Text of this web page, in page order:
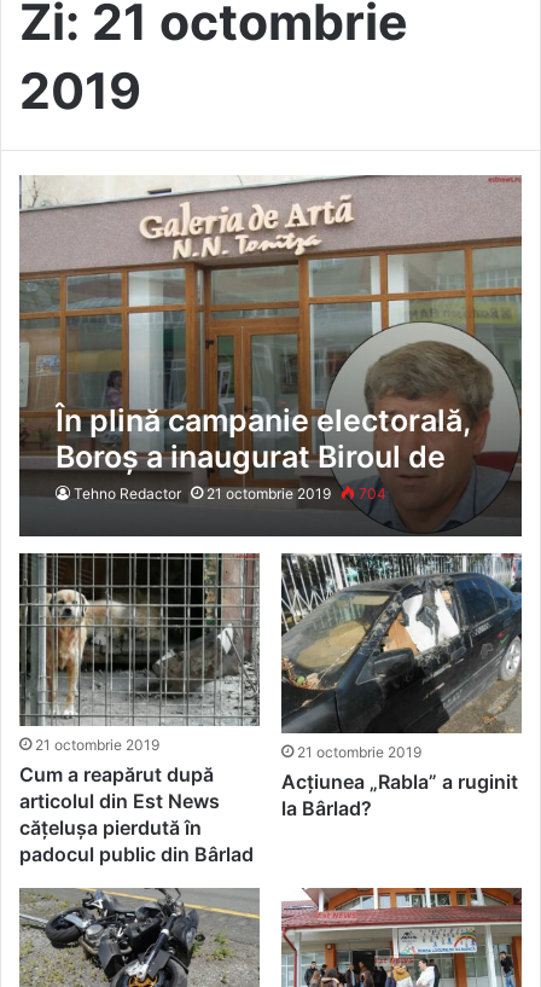
Zi: 21 octombrie
2019
În plină campanie electorală,
Boroș a inaugurat Biroul de
Fake News al Primăriei
Tehno Redactor 21 octombrie 2019 704
21 octombrie 2019
Cum a reapărut după
articolul din Est News
cățelușa pierdută în
padocul public din Bârlad
21 octombrie 2019
Acțiunea „Rabla” a ruginit
la Bârlad?